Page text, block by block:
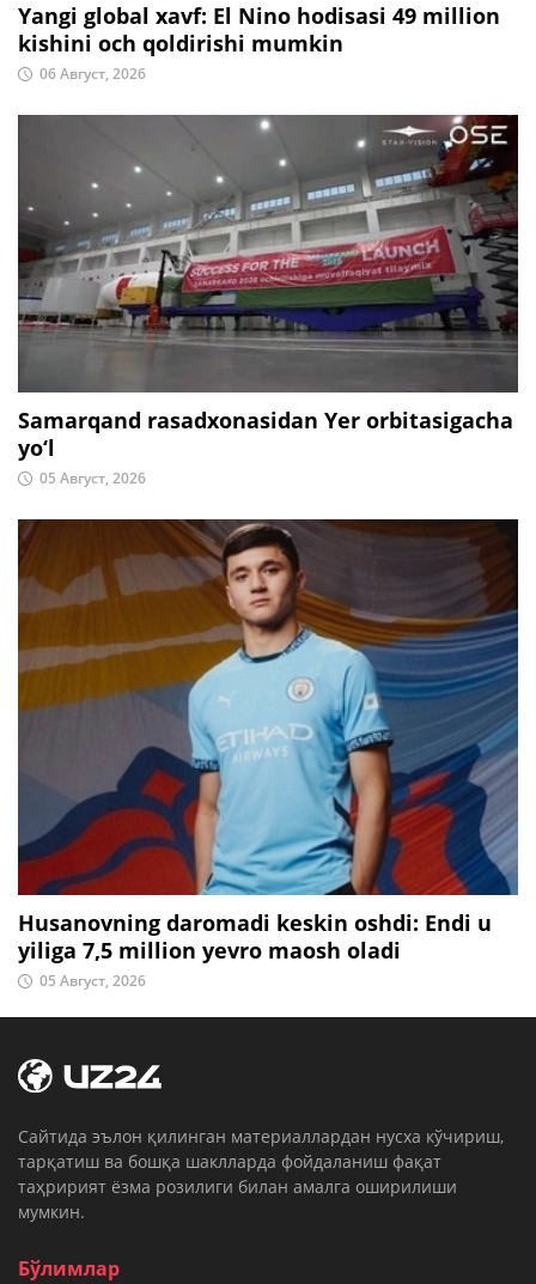
Yangi global xavf: El Nino hodisasi 49 million
kishini och qoldirishi mumkin
06 Август, 2026
Samarqand rasadxonasidan Yer orbitasigacha
yo‘l
05 Август, 2026
Husanovning daromadi keskin oshdi: Endi u
yiliga 7,5 million yevro maosh oladi
05 Август, 2026
Cайтида эълон қилинган материаллардан нусха кўчириш,
тарқатиш ва бошқа шаклларда фойдаланиш фақат
таҳририят ёзма розилиги билан амалга оширилиши
мумкин.
Бўлимлар